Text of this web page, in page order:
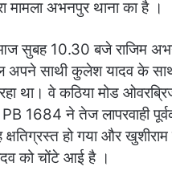
मामला अभनपुर थाना का है ।
सुबह 10.30 बजे राजिम
अपने साथी कुलेश यादव के
था। वे कठिया मोड
1684 ने तेज लापरवाही
क्षतिग्रस्त हो गया और
को चोंटे आई है ।